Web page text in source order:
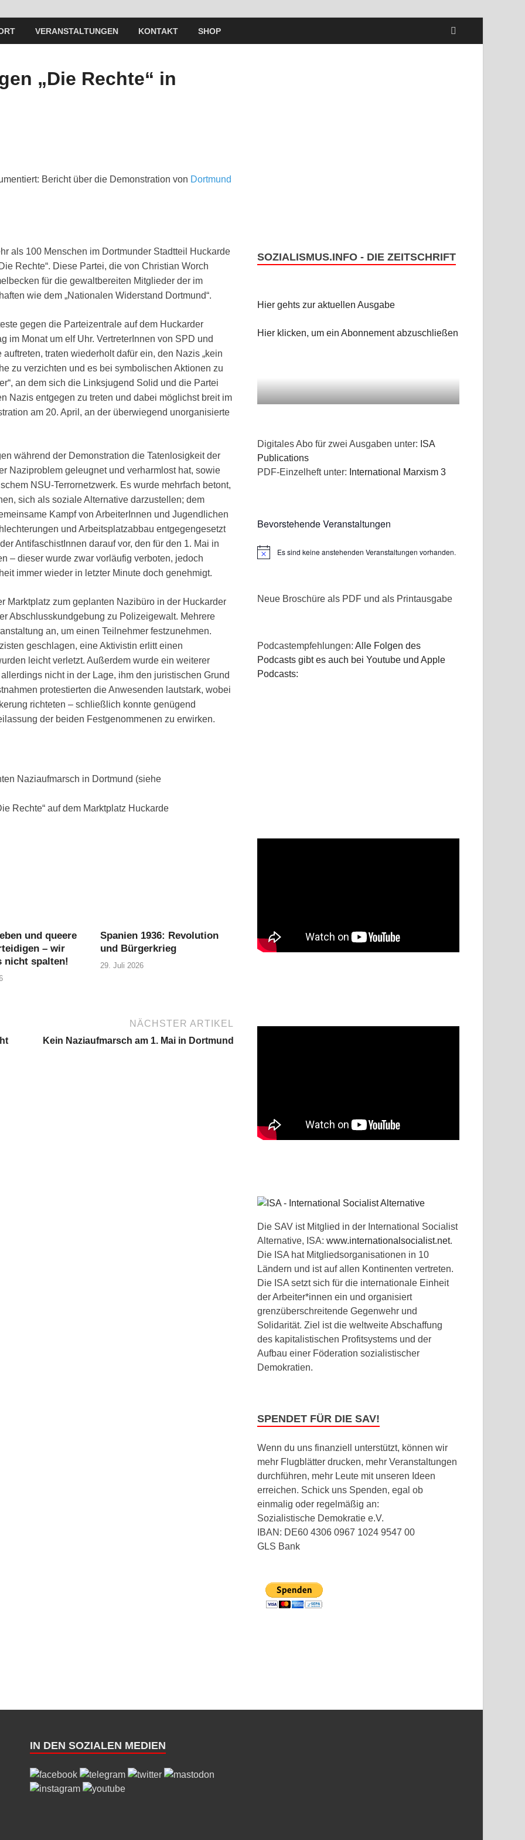
VERANSTALTUNGEN KONTAKT SHOP
„Die Rechte“ in
Bericht über die Demonstration von Dortmund
als 100 Menschen im Dortmunder Stadtteil Huckarde
Rechte“. Diese Partei, die von Christian Worch
für die gewaltbereiten Mitglieder der im
wie dem „Nationalen Widerstand Dortmund“.
gegen die Parteizentrale auf dem Huckarder
im Monat um elf Uhr. VertreterInnen von SPD und
traten wiederholt dafür ein, den Nazis „kein
zu verzichten und es bei symbolischen Aktionen zu
an dem sich die Linksjugend Solid und die Partei
Nazis entgegen zu treten und dabei möglichst breit im
am 20. April, an der überwiegend unorganisierte
während der Demonstration die Tatenlosigkeit der
Naziproblem geleugnet und verharmlost hat, sowie
NSU-Terrornetzwerk. Es wurde mehrfach betont,
sich als soziale Alternative darzustellen; dem
Kampf von ArbeiterInnen und Jugendlichen
und Arbeitsplatzabbau entgegengesetzt
AntifaschistInnen darauf vor, den für den 1. Mai in
– dieser wurde zwar vorläufig verboten, jedoch
immer wieder in letzter Minute doch genehmigt.
Marktplatz zum geplanten Nazibüro in der Huckarder
Abschlusskundgebung zu Polizeigewalt. Mehrere
an, um einen Teilnehmer festzunehmen.
geschlagen, eine Aktivistin erlitt einen
leicht verletzt. Außerdem wurde ein weiterer
nicht in der Lage, ihm den juristischen Grund
protestierten die Anwesenden lautstark, wobei
richteten – schließlich konnte genügend
der beiden Festgenommenen zu erwirken.
Naziaufmarsch in Dortmund (siehe
Rechte“ auf dem Marktplatz Huckarde
und queere
– wir
nicht spalten!
Spanien 1936: Revolution
und Bürgerkrieg
29. Juli 2026
NÄCHSTER ARTIKEL
Kein Naziaufmarsch am 1. Mai in Dortmund
SOZIALISMUS.INFO - DIE ZEITSCHRIFT
Hier gehts zur aktuellen Ausgabe
Hier klicken, um ein Abonnement abzuschließen
Digitales Abo für zwei Ausgaben unter: ISA
Publications
PDF-Einzelheft unter: International Marxism 3
Bevorstehende Veranstaltungen
HinweisEs sind keine anstehenden Veranstaltungen vorhanden.
Neue Broschüre als PDF und als Printausgabe
Podcastempfehlungen:Alle Folgen des
Podcasts gibt es auch bei Youtube und Apple
Podcasts:
Die SAV ist Mitglied in der International Socialist
Alternative, ISA:www.internationalsocialist.net.
Die ISA hat Mitgliedsorganisationen in 10
Ländern und ist auf allen Kontinenten vertreten.
Die ISA setzt sich für die internationale Einheit
der Arbeiter*innen ein und organisiert
grenzüberschreitende Gegenwehr und
Solidarität. Ziel ist die weltweite Abschaffung
des kapitalistischen Profitsystems und der
Aufbau einer Föderation sozialistischer
Demokratien.
SPENDET FÜR DIE SAV!
Wenn du uns finanziell unterstützt, können wir
mehr Flugblätter drucken, mehr Veranstaltungen
durchführen, mehr Leute mit unseren Ideen
erreichen. Schick uns Spenden, egal ob
einmalig oder regelmäßig an:
Sozialistische Demokratie e.V.
IBAN: DE60 4306 0967 1024 9547 00
GLS Bank
IN DEN SOZIALEN MEDIEN